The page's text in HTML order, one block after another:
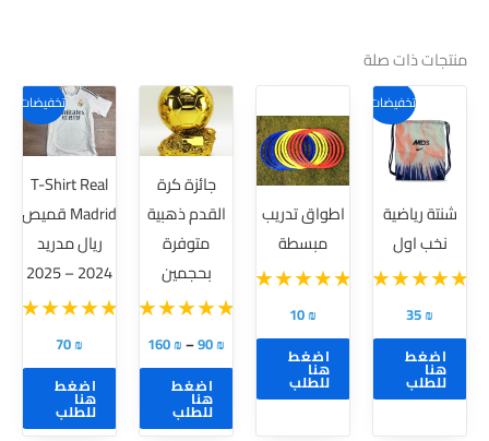
منتجات ذات صلة
تخفيضات!
شنتة رياضية
نخب اول
35₪
اضغط
هنا
للطلب
اطواق تدريب
مبسطة
10₪
اضغط
هنا
للطلب
جائزة كرة
القدم ذهبية
متوفرة
بحجمين
90₪
–
160₪
نطاق
السعر:
اضغط
هنا
للطلب
هناك
العديد
من
الأشكال
المختلفة
لهذا
المنتج.
يمكن
اختيار
الخيارات
على
صفحة
تخفيضات!
T-Shirt Real
Madrid قميص
ريال مدريد
2024 – 2025
70₪
اضغط
هنا
للطلب
هناك
العديد
من
الأشكال
المختلفة
لهذا
المنتج.
يمكن
اختيار
الخيارات
على
صفحة